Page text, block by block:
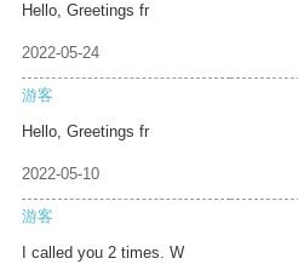
Hello, Greetings fr
2022-05-24
游客
Hello, Greetings fr
2022-05-10
游客
I called you 2 times. W